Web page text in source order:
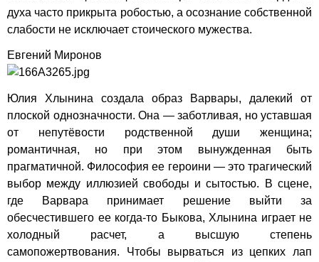
духа часто прикрыта робостью, а осознание собственной
слабости не исключает стоического мужества.
Евгений Миронов
Юлия Хлынина создала образ Варвары, далекий от
плоской однозначности. Она — заботливая, но уставшая
от непутёвости родственной души женщина;
романтичная, но при этом вынужденная быть
прагматичной. Философия ее героини — это трагический
выбор между иллюзией свободы и сытостью. В сцене,
где Варвара принимает решение выйти за
обесчестившего ее когда-то Быкова, Хлынина играет не
холодный расчет, а высшую степень
самопожертвования. Чтобы вырваться из цепких лап